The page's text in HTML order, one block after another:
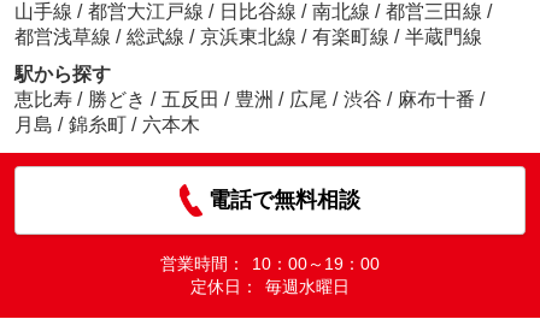
山手線 / 都営大江戸線 / 日比谷線 / 南北線 / 都営三田線 /
都営浅草線 / 総武線 / 京浜東北線 / 有楽町線 / 半蔵門線
駅から探す
恵比寿 / 勝どき / 五反田 / 豊洲 / 広尾 / 渋谷 / 麻布十番 /
月島 / 錦糸町 / 六本木
電話で無料相談
営業時間：
10：00～19：00
定休日：
毎週水曜日